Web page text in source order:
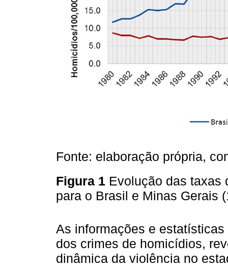
Fonte: elaboração própria,
Figura 1 Evolução das taxas
para o Brasil e Minas Gerais
As informações e
dos crimes de homicídios,
dinâmica da violência no